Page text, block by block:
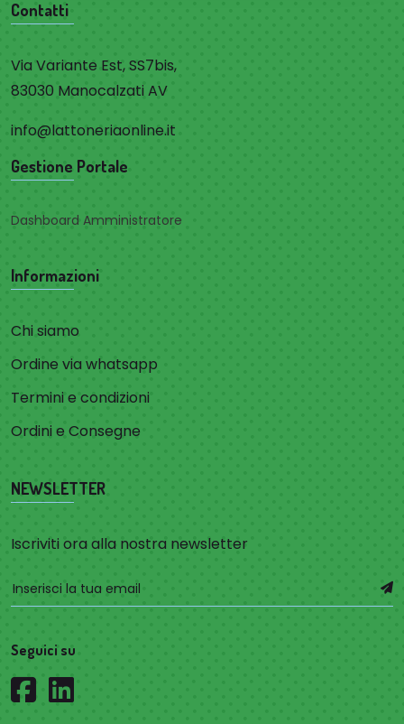
Contatti
Via Variante Est, SS7bis,
83030 Manocalzati AV
info@lattoneriaonline.it
Gestione Portale
Dashboard Amministratore
Informazioni
Chi siamo
Ordine via whatsapp
Termini e condizioni
Ordini e Consegne
NEWSLETTER
Iscriviti ora alla nostra newsletter
Seguici su